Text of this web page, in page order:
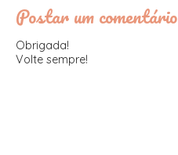
Postar um comentário
Obrigada!
Volte sempre!